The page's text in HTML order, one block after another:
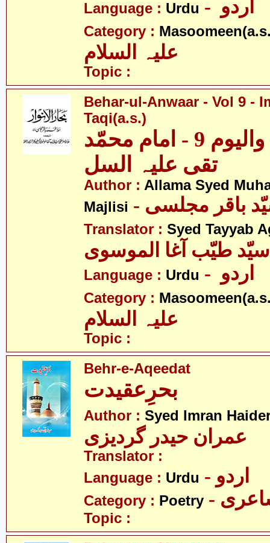
Language : Urdu
Category :
Topic :
Behar-ul-Anwaar - Vol 9 -
Taqi(a.s.)
بحار الانوار - والیوم 9 - امام محمّد
تقی علیہ السل
Author : Allama Syed
Majlisi
Translator : Syed Tayyab
سیّد طیّب آغا الموسوی
Language : Urdu
Category :
Topic :
Behr-e-Aqeedat
بحرِعقیدت
Author : Syed Imran
عمران حیدر گردیزی
Translator :
Language : Urdu - اردو
Category : Poetry
Topic :